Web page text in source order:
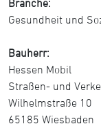
Branche:
Gesundheit und
Bauherr:
Hessen Mobil
Straßen- und
Wilhelmstraße 10
65185 Wiesbaden